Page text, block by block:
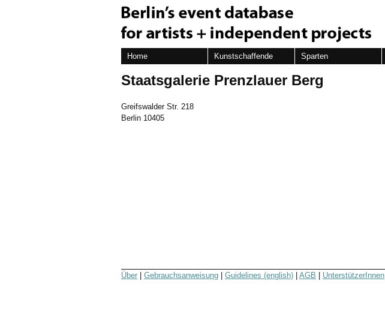
Home Kunstschaffende Sparten
Staatsgalerie Prenzlauer Berg
Greifswalder Str. 218
Berlin 10405
Über Gebrauchsanweisung Guidelines (english) AGB UnterstützerInnen